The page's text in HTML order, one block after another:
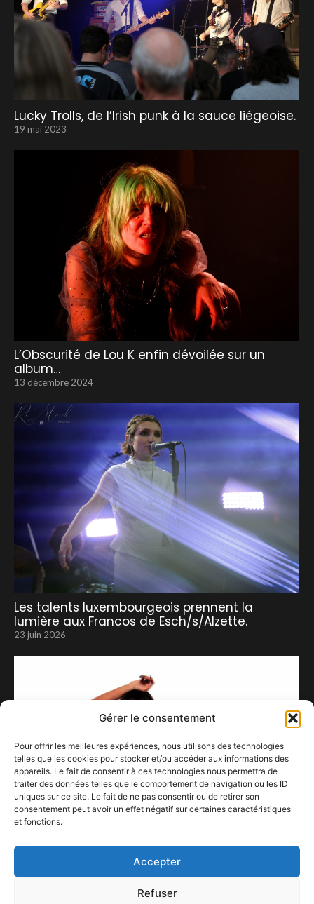
Gérer le consentement
Pour offrir les meilleures expériences, nous utilisons des technologies
telles que les cookies pour stocker et/ou accéder aux informations des
appareils. Le fait de consentir à ces technologies nous permettra de
traiter des données telles que le comportement de navigation ou les ID
uniques sur ce site. Le fait de ne pas consentir ou de retirer son
consentement peut avoir un effet négatif sur certaines caractéristiques
et fonctions.
Accepter
Refuser
Lucky Trolls, de l’Irish punk à la sauce liégeoise.
19 mai 2023
L’Obscurité de Lou K enfin dévoilée sur un
album…
13 décembre 2024
Les talents luxembourgeois prennent la
lumière aux Francos de Esch/s/Alzette.
23 juin 2026
5 mars 2024